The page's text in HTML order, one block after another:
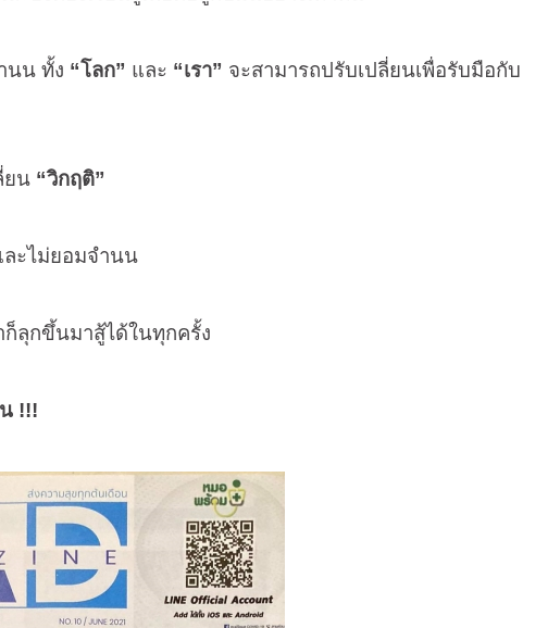
นน ทั้ง “โลก” และ “เรา” จะสามารถปรับเปลี่ยนเพื่อรับมือกับ
ยน “วิกฤติ”
ะไม่ยอมจำนน
ก็ลุกขึ้นมาสู้ได้ในทุกครั้ง
!!!